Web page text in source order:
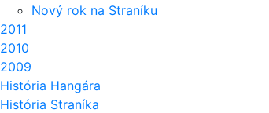
Nový rok na Straníku
2011
2010
2009
História Hangára
História Straníka